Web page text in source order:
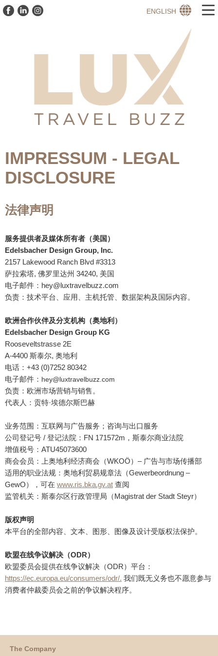
ENGLISH
IMPRESSUM - LEGAL
DISCLOSURE
法律声明
服务提供者及媒体所有者（美国）
Edelsbacher Design Group, Inc.
2157 Lakewood Ranch Blvd #3313
萨拉索塔, 佛罗里达州 34240, 美国
电子邮件：hey@luxtravelbuzz.com
负责：技术平台、应用、主机托管、数据架构及国际内容。
欧洲合作伙伴及分支机构（奥地利）
Edelsbacher Design Group KG
Rooseveltstrasse 2E
A-4400 斯泰尔, 奥地利
电话：+43 (0)7252 80342
电子邮件： hey@luxtravelbuzz .com
负责：欧洲市场营销与销售。
代表人：贡特·埃德尔斯巴赫
业务范围：互联网与广告服务；咨询与出口服务
公司登记号 / 登记法院：FN 171572m，斯泰尔商业法院
增值税号：ATU45073600
商会会员：上奥地利经济商会（WKOÖ）– 广告与市场传播部
适用的职业法规：奥地利贸易规章法（Gewerbeordnung –
GewO），可在 www.ris.bka.gv.at 查阅
监管机关：斯泰尔区行政管理局（Magistrat der Stadt Steyr）
版权声明
本平台的全部内容、文本、图形、图像及设计受版权法保护。
欧盟在线争议解决（ODR）
欧盟委员会提供在线争议解决（ODR）平台：
https://ec.europa.eu/consumers/odr/. 我们既无义务也不愿意参与
消费者仲裁委员会之前的争议解决程序。
The Company